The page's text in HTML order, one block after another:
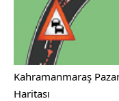
Kahramanmaraş
Haritası